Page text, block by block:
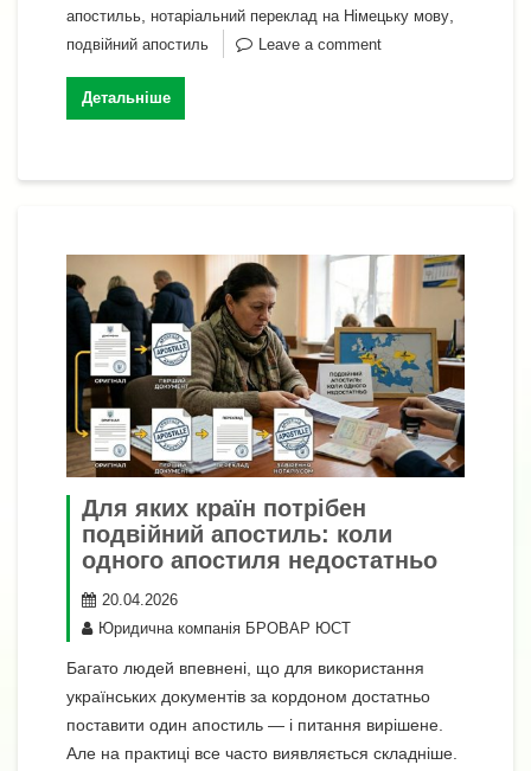
апостильь нотаріальний переклад на Німецьку мову
подвійний апостиль Leave a comment
Детальніше
Для яких країн потрібен
подвійний апостиль: коли
одного апостиля недостатньо
20.04.2026
Юридична компанія БРОВАР ЮСТ
Багато людей впевнені, що для використання
українських документів за кордоном достатньо
поставити один апостиль — і питання вирішене.
Але на практиці все часто виявляється складніше.